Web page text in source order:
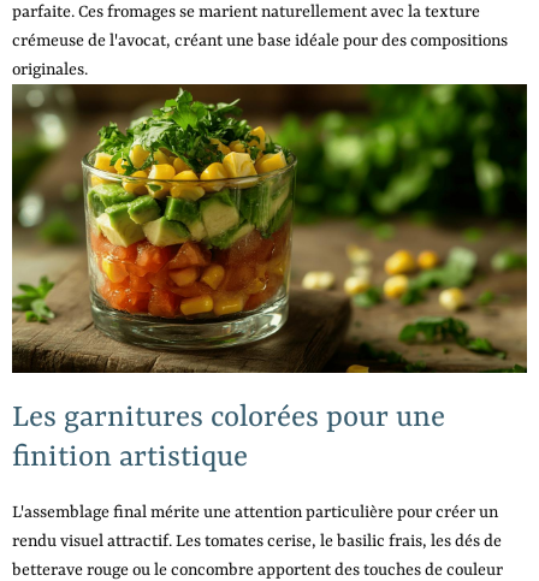
parfaite. Ces fromages se marient naturellement avec la texture
crémeuse de l'avocat, créant une base idéale pour des compositions
originales.
Les garnitures colorées pour une
finition artistique
L'assemblage final mérite une attention particulière pour créer un
rendu visuel attractif. Les tomates cerise, le basilic frais, les dés de
betterave rouge ou le concombre apportent des touches de couleur